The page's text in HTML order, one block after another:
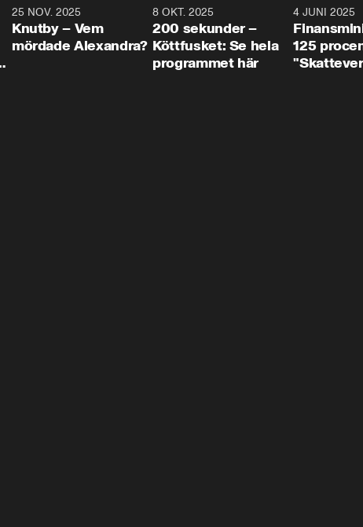
31:05
25 NOV. 2025
Knutby – Vem
mördade Alexandra?
4:29
8 OKT. 2025
200 sekunder –
Köttfusket: Se hela
programmet här
4 JUNI 2025
125